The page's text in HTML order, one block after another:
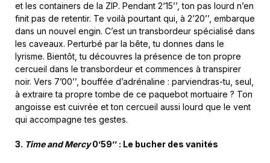
et les containers de la ZIP. Pendant 2‘15’’, ton pas lourd n’en
finit pas de retentir. Te voilà pourtant qui, à 2’20’’, embarque
dans un nouvel engin. C’est un transbordeur spécialisé dans
les caveaux. Perturbé par la bête, tu donnes dans le
lyrisme. Bientôt, tu découvres la présence de ton propre
cercueil dans le transbordeur et commences à transpirer
noir. Vers 7’00’’, bouffée d’adrénaline : parviendras-tu, seul,
à extraire ta propre tombe de ce paquebot mortuaire ? Ton
angoisse est cuivrée et ton cercueil aussi lourd que le vent
qui accompagne tes gestes.
3. Time and Mercy0’59’’ : Le bucher des vanités